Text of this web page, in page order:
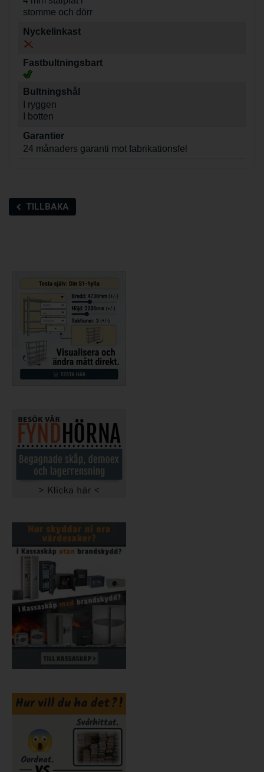
stomme och dörr
Nyckelinkast
Fastbultningsbart
Bultningshål
I ryggen
I botten
Garantier
24 månaders garanti mot fabrikationsfel
TILLBAKA